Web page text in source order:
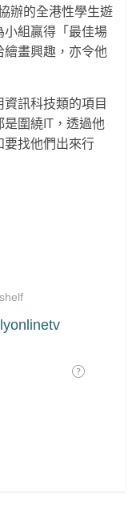
辦的全港性學生遊
組贏得「最佳場
畫興趣，亦令他
訊科技類的項目
圍繞IT，透過他
找他們出來行